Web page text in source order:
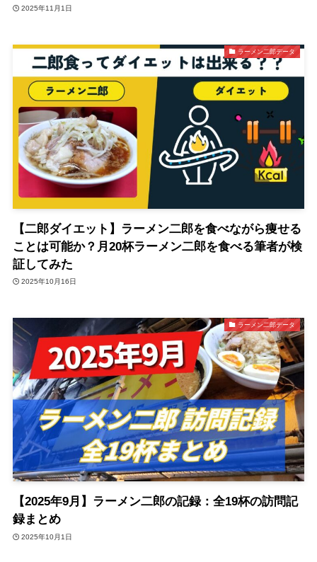
2025年11月1日
ラーメン二郎データ
【二郎ダイエット】ラーメン二郎を食べながら痩せる
ことは可能か？月20杯ラーメン二郎を食べる筆者が検
証してみた
2025年10月16日
ラーメン二郎データ
【2025年9月】ラーメン二郎の記録：全19杯の訪問記
録まとめ
2025年10月1日